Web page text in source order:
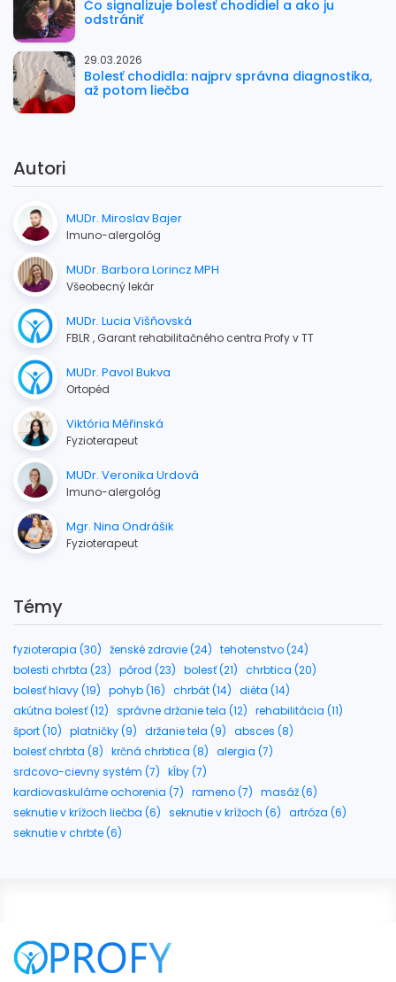
Čo signalizuje bolesť chodidiel a ako ju
odstrániť
29.03.2026
Bolesť chodidla: najprv správna diagnostika,
až potom liečba
Autori
MUDr. Miroslav Bajer
Imuno-alergológ
MUDr. Barbora Lorincz MPH
Všeobecný lekár
MUDr. Lucia Višňovská
FBLR , Garant rehabilitačného centra Profy v TT
MUDr. Pavol Bukva
Ortopéd
Viktória Měřinská
Fyzioterapeut
MUDr. Veronika Urdová
Imuno-alergológ
Mgr. Nina Ondrášik
Fyzioterapeut
Témy
fyzioterapia (30) ženské zdravie (24) tehotenstvo (24)
bolesti chrbta (23) pôrod (23) bolesť (21) chrbtica (20)
bolesť hlavy (19) pohyb (16) chrbát (14) diéta (14)
akútna bolesť (12) správne držanie tela (12) rehabilitácia (11)
šport (10) platničky (9) držanie tela (9) absces (8)
bolesť chrbta (8) krčná chrbtica (8) alergia (7)
srdcovo-cievny systém (7) kĺby (7)
kardiovaskulárne ochorenia (7) rameno (7) masáž (6)
seknutie v krížoch liečba (6) seknutie v krížoch (6) artróza (6)
seknutie v chrbte (6)